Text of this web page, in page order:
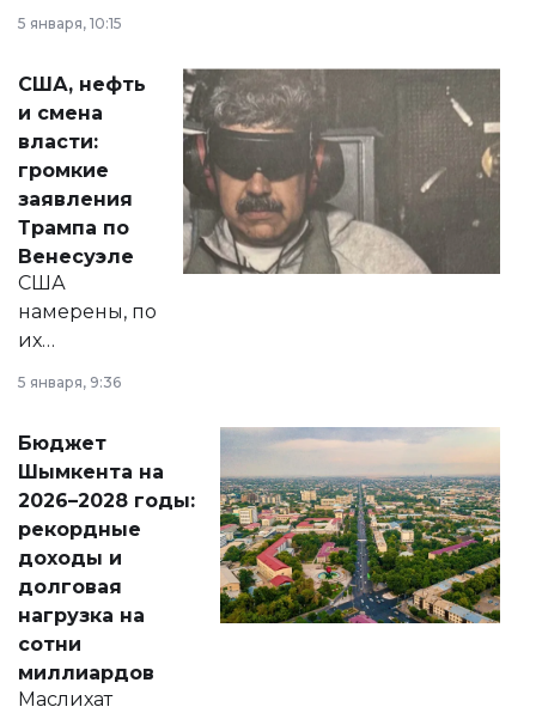
сразу несколько
актуальных тем —
от слухов о
политических
реформах до
вопросов армии,
экономики и
личного здоровья.
5 января, 10:15
США, нефть
и смена
власти:
громкие
заявления
Трампа по
Венесуэле
США
намерены, по
их
принести
народу
Венесуэлы.
5 января, 9:36
Бюджет
Шымкента на
2026–2028 годы:
рекордные
доходы и
долговая
нагрузка на
сотни
миллиардов
Маслихат